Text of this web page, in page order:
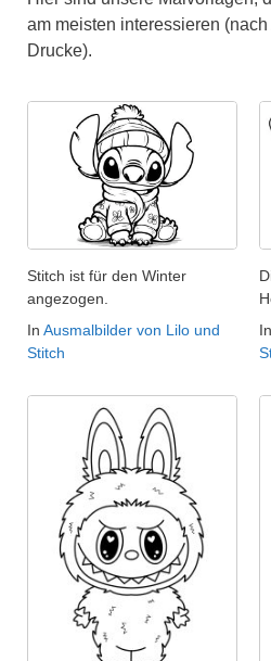
am meisten interessieren
Drucke).
Stitch ist für den Winter
angezogen.
In Ausmalbilder von Lilo und
Stitch
In